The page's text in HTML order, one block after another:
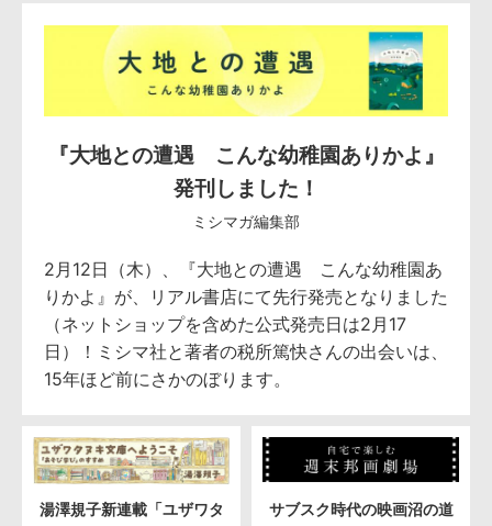
『大地との遭遇 こんな幼稚園ありかよ』
発刊しました！
ミシマガ編集部
2月12日（木）、『大地との遭遇 こんな幼稚園あ
りかよ』が、リアル書店にて先行発売となりました
（ネットショップを含めた公式発売日は2月17
日）！ミシマ社と著者の税所篤快さんの出会いは、
15年ほど前にさかのぼります。
湯澤規子新連載「ユザワタ サブスク時代の映画沼の道